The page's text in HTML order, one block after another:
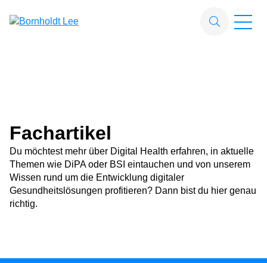
Fachartikel
Du möchtest mehr über Digital Health erfahren, in aktuelle
Themen wie DiPA oder BSI eintauchen und von unserem
Wissen rund um die Entwicklung digitaler
Gesundheitslösungen profitieren? Dann bist du hier genau
richtig.